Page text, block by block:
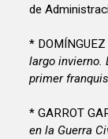
de
*
largo invierno.
primer
* GARROT
en la Guerra